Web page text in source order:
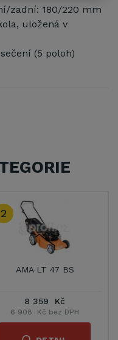
zadní: 180/220 mm
uložená v
(5 poloh)
6 107 Kč